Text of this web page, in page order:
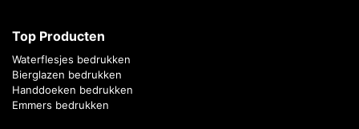
Top Producten
Waterflesjes bedrukken
Bierglazen bedrukken
Handdoeken bedrukken
Emmers bedrukken